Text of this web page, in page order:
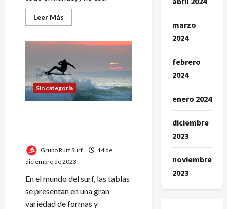
Leer Más
más
El
un
océano
de
beneficios
para
los
niños
Sin categoría
Grupo Ruiz Surf
14 de
diciembre de 2023
En el mundo del surf, las tablas
se presentan en una gran
variedad de formas y
marzo
2024
febrero
2024
enero 2024
diciembre
2023
noviembre
2023